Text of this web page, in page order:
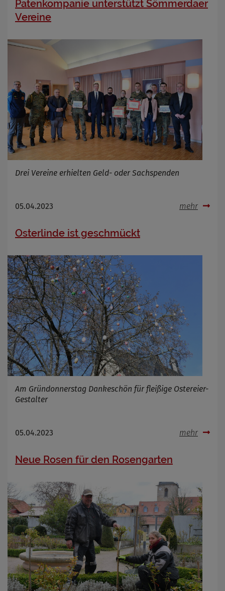
Patenkompanie unterstützt Sömmerdaer
Vereine
Drei Vereine erhielten Geld- oder Sachspenden
05.04.2023 mehr
Osterlinde ist geschmückt
Am Gründonnerstag Dankeschön für fleißige Ostereier-
Gestalter
05.04.2023 mehr
Neue Rosen für den Rosengarten